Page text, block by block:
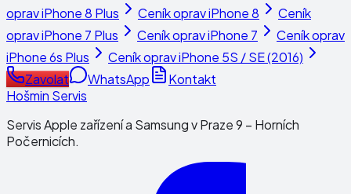
opraviPhone 8 Plus Ceník opraviPhone 8
Ceník
opraviPhone 7 Plus Ceník opraviPhone 7
Ceník oprav
iPhone 6s Plus
Ceník opraviPhone 5S / SE (2016)
Zavolat
WhatsApp
Kontakt
Hošmin Servis
Servis Apple zařízení a Samsung v Praze 9 – Horních
Počernicích.